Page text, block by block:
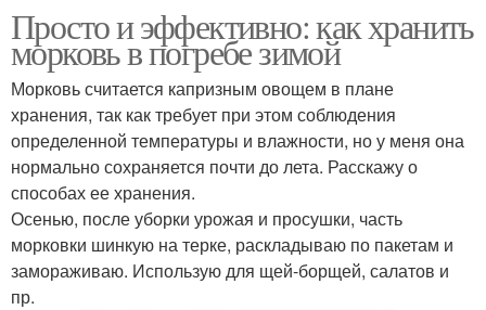
Просто и эффективно: как хранить
морковь в погребе зимой
Морковь считается капризным овощем в плане
хранения, так как требует при этом соблюдения
определенной температуры и влажности, но у меня она
нормально сохраняется почти до лета. Расскажу о
способах ее хранения.
Осенью, после уборки урожая и просушки, часть
морковки шинкую на терке, раскладываю по пакетам и
замораживаю. Использую для щей-борщей, салатов и
пр.